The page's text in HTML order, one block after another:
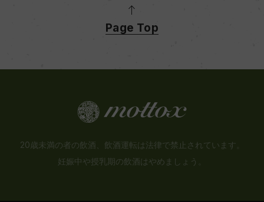
Page Top
20歳未満の者の飲酒、飲酒運転は法律で禁止されています。
妊娠中や授乳期の飲酒はやめましょう。